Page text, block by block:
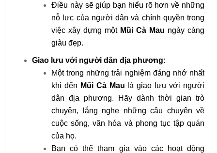
Điều này sẽ giúp bạn hiểu rõ hơn về những
nỗ lực của người dân và chính quyền trong
việc xây dựng một Mũi Cà Mau ngày càng
giàu đẹp.
Giao lưu với người dân địa phương:
Một trong những trải nghiệm đáng nhớ nhất
khi đến Mũi Cà Mau là giao lưu với người
dân địa phương. Hãy dành thời gian trò
chuyện, lắng nghe những câu chuyện về
cuộc sống, văn hóa và phong tục tập quán
của họ.
Bạn có thể tham gia vào các hoạt động